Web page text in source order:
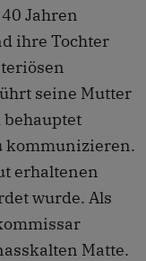
Jahren
ihre Tochter
seine Mutter
kommunizieren.
erhaltenen
wurde. Als
Matte.